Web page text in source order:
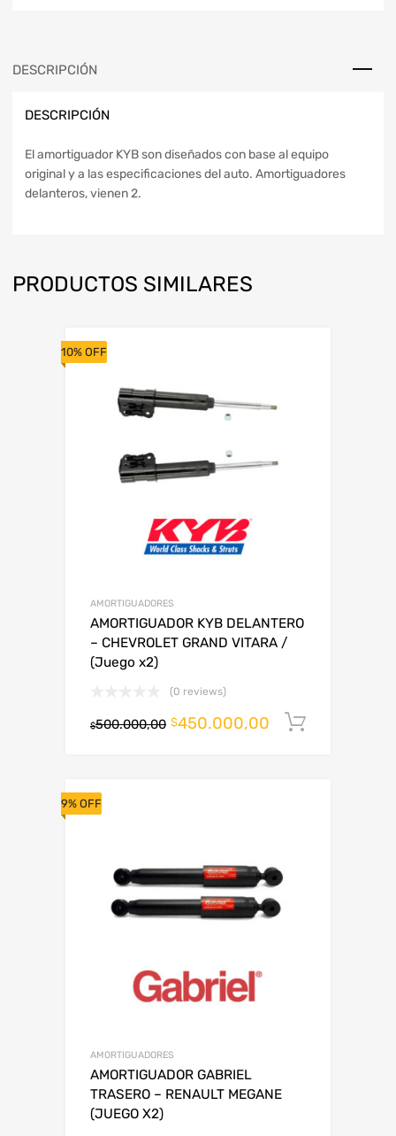
DESCRIPCIÓN
DESCRIPCIÓN
El amortiguador KYB son diseñados con base al equipo
original y a las especificaciones del auto. Amortiguadores
delanteros, vienen 2.
PRODUCTOS SIMILARES
10% OFF
AMORTIGUADORES
AMORTIGUADOR KYB DELANTERO
– CHEVROLET GRAND VITARA /
(Juego x2)
(0 reviews)
$500.000,00 $450.000,00
9% OFF
AMORTIGUADORES
AMORTIGUADOR GABRIEL
TRASERO – RENAULT MEGANE
(JUEGO X2)